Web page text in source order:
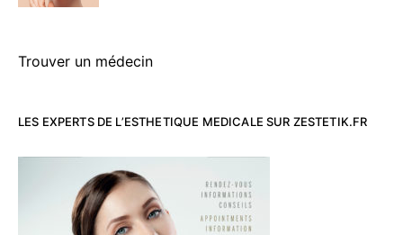
Trouver un médecin
LES EXPERTS DE L’ESTHETIQUE MEDICALE SUR ZESTETIK.FR